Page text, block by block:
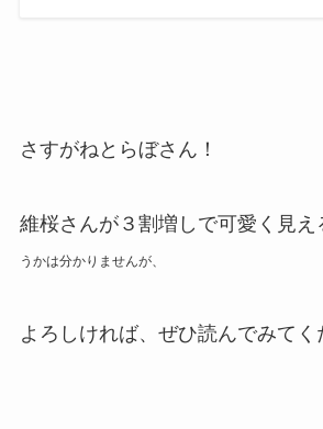
さすがねとらぼさん！
維桜さんが３割増しで可愛く見え
うかは分かりませんが、
よろしければ、ぜひ読んでみてく